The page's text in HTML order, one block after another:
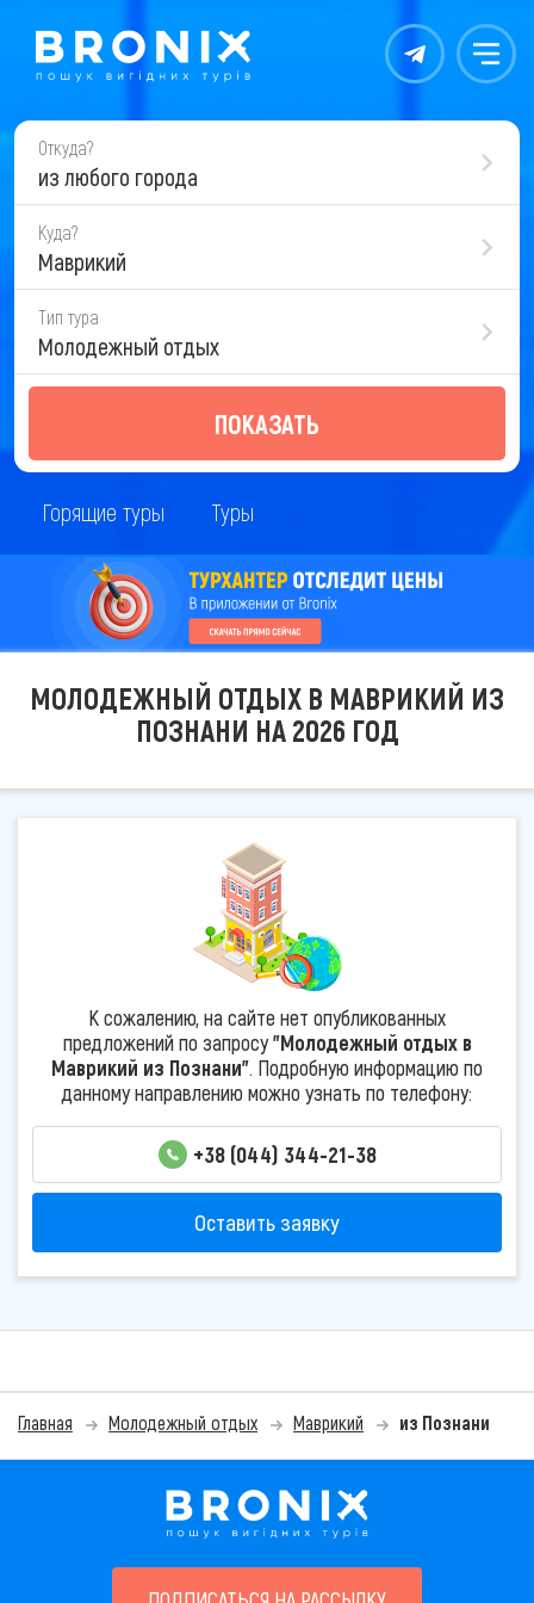
Контакты Меню
Откуда?
из любого города
Куда?
Маврикий
Тип тура
Молодежный отдых
ПОКАЗАТЬ
Горящие туры Туры
МОЛОДЕЖНЫЙ ОТДЫХ В МАВРИКИЙ ИЗ
ПОЗНАНИ НА 2026 ГОД
К сожалению, на сайте нет опубликованных
предложений по запросу"Молодежный отдых в
Маврикий из Познани". Подробную информацию по
данному направлению можно узнать по телефону:
+38 (044) 344-21-38
Оставить заявку
Главная Молодежный отдых Маврикий из Познани